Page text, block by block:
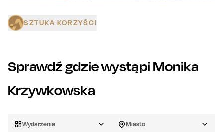
SZTUKA KORZYŚCI
Sprawdź gdzie wystąpi Monika
Krzywkowska
Wydarzenie Miasto